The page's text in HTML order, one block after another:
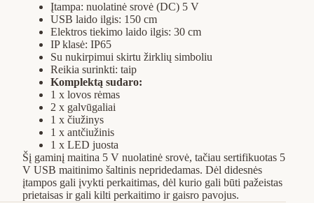
Įtampa: nuolatinė srovė (DC) 5 V
USB laido ilgis: 150 cm
Elektros tiekimo laido ilgis: 30 cm
IP klasė: IP65
Su nukirpimui skirtu žirklių simboliu
Reikia surinkti: taip
Komplektą sudaro:
1 x lovos rėmas
2 x galvūgaliai
1 x čiužinys
1 x antčiužinis
1 x LED juosta
Šį gaminį maitina 5 V nuolatinė srovė, tačiau sertifikuotas 5
V USB maitinimo šaltinis nepridedamas. Dėl didesnės
įtampos gali įvykti perkaitimas, dėl kurio gali būti pažeistas
prietaisas ir gali kilti perkaitimo ir gaisro pavojus.